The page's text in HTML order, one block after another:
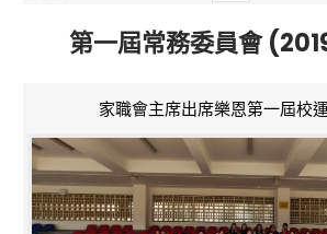
第一屆常務委員會
家職會主席出席樂恩第一屆校